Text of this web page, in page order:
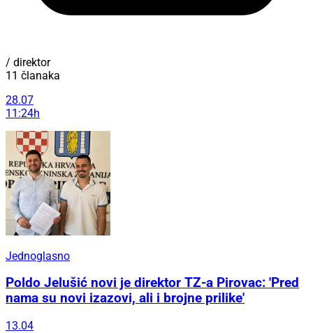
/ direktor
11 članaka
28.07
11:24h
Jednoglasno
Poldo Jelušić novi je direktor TZ-a Pirovac: 'Pred
nama su novi izazovi, ali i brojne prilike'
13.04